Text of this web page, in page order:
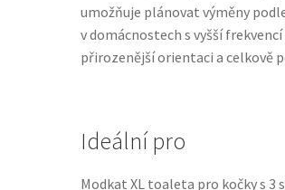
umožňuje plánovat výměny
v domácnostech s vyšší
přirozenější orientaci a celkově
Ideální pro
Modkat XL toaleta pro kočky s